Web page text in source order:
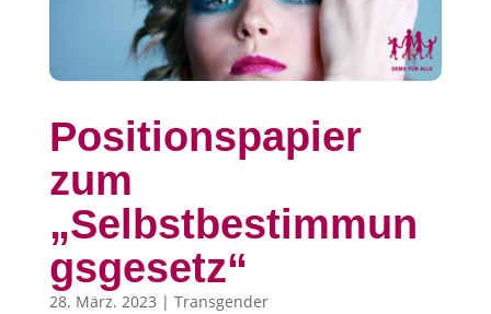
Positionspapier
zum
„Selbstbestimmun
gsgesetz“
28. März. 2023 | Transgender